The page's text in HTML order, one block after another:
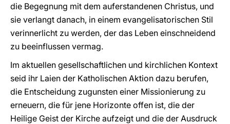
die Begegnung mit dem auferstandenen Christus, und
sie verlangt danach, in einem evangelisatorischen Stil
verinnerlicht zu werden, der das Leben einschneidend
zu beeinflussen vermag.
Im aktuellen gesellschaftlichen und kirchlichen Kontext
seid ihr Laien der Katholischen Aktion dazu berufen,
die Entscheidung zugunsten einer Missionierung zu
erneuern, die für jene Horizonte offen ist, die der
Heilige Geist der Kirche aufzeigt und die der Ausdruck